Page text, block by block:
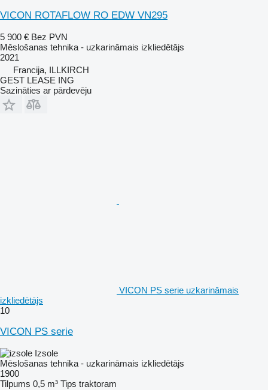
VICON ROTAFLOW RO EDW VN295
5 900 € Bez PVN
Mēslošanas tehnika - uzkarināmais izkliedētājs
2021
Francija, ILLKIRCH
GEST LEASE ING
Sazināties ar pārdevēju
VICON PS serie uzkarināmais
izkliedētājs
10
VICON PS serie
Izsole
Mēslošanas tehnika - uzkarināmais izkliedētājs
1900
Tilpums 0,5 m³ Tips traktoram